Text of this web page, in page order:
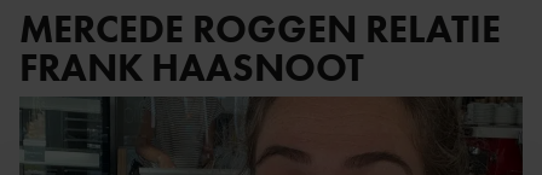
MERCEDE ROGGEN RELATIE
FRANK HAASNOOT